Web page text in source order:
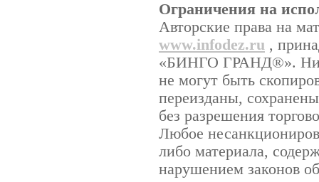
Ограничения на
Авторские права на
www.infodez.ru ,
«БИНГО ГРАНД®».
не могут быть
переизданы,
без разрешения
Любое
либо материала,
нарушением законов